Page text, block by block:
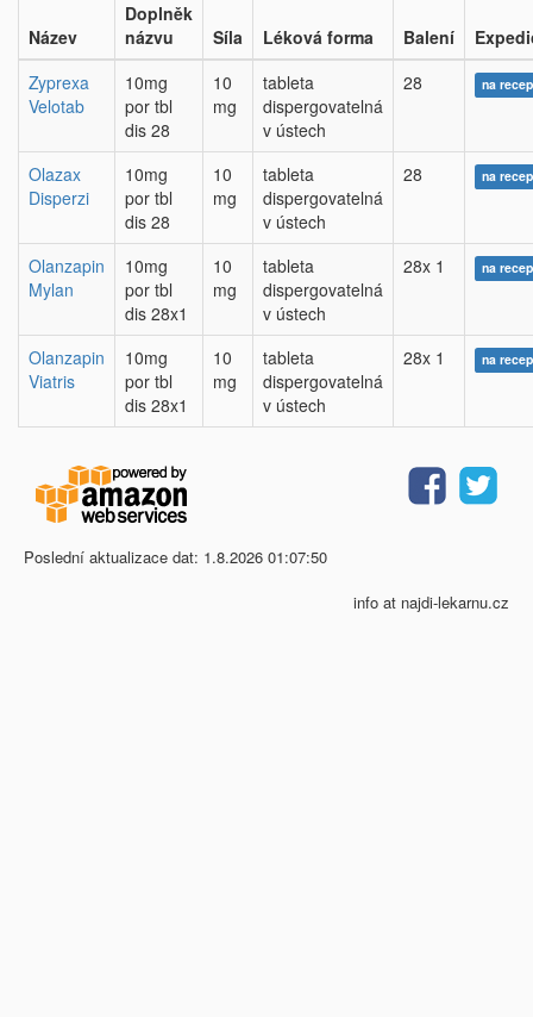
Název
Doplněk
názvu
Síla Léková forma Balení
Zyprexa
Velotab
10mg
por tbl
dis 28
10
mg
tableta
dispergovatelná
v ústech
28 na
Olazax
Disperzi
10mg
por tbl
dis 28
10
mg
tableta
dispergovatelná
v ústech
28 na
Olanzapin
Mylan
10mg
por tbl
dis 28x1
10
mg
tableta
dispergovatelná
v ústech
28x 1 na
Olanzapin
Viatris
10mg
por tbl
dis 28x1
10
mg
tableta
dispergovatelná
v ústech
28x 1 na
Poslední aktualizace dat: 1.8.2026 01:07:50
info at najdi-lekarnu.cz